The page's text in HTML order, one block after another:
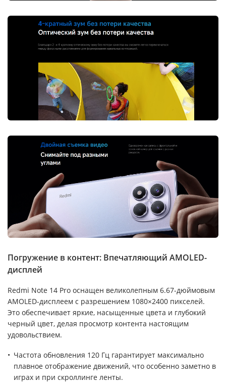
Погружение в контент: Впечатляющий AMOLED-
дисплей
Redmi Note 14 Pro оснащен великолепным 6.67-дюймовым
AMOLED-дисплеем с разрешением 1080×2400 пикселей.
Это обеспечивает яркие, насыщенные цвета и глубокий
черный цвет, делая просмотр контента настоящим
удовольствием.
Частота обновления 120 Гц гарантирует максимально
плавное отображение движений, что особенно заметно в
играх и при скроллинге ленты.